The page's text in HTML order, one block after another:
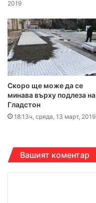
2019
Скоро ще може да се
минава върху подлеза на
Гладстон
18:13ч, сряда, 13 март, 2019
Вашият коментар